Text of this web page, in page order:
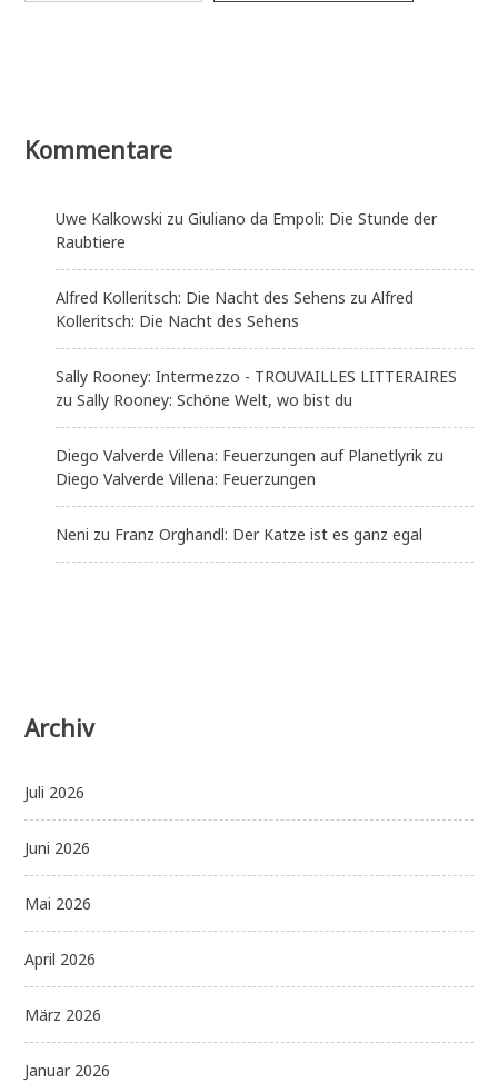
Kommentare
Uwe Kalkowski zuGiuliano da Empoli: Die Stunde der
Raubtiere
Alfred Kolleritsch: Die Nacht des Sehens zuAlfred
Kolleritsch: Die Nacht des Sehens
Sally Rooney: Intermezzo - TROUVAILLES LITTERAIRES
zuSally Rooney: Schöne Welt, wo bist du
Diego Valverde Villena: Feuerzungen auf Planetlyrik zu
Diego Valverde Villena: Feuerzungen
Neni zu Franz Orghandl: Der Katze ist es ganz egal
Archiv
Juli 2026
Juni 2026
Mai 2026
April 2026
März 2026
Januar 2026